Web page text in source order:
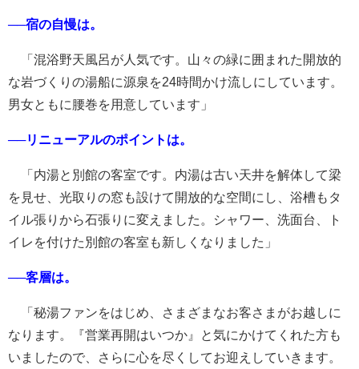
──宿の自慢は。
「混浴野天風呂が人気です。山々の緑に囲まれた開放的
な岩づくりの湯船に源泉を24時間かけ流しにしています。
男女ともに腰巻を用意しています」
──リニューアルのポイントは。
「内湯と別館の客室です。内湯は古い天井を解体して梁
を見せ、光取りの窓も設けて開放的な空間にし、浴槽もタ
イル張りから石張りに変えました。シャワー、洗面台、ト
イレを付けた別館の客室も新しくなりました」
──客層は。
「秘湯ファンをはじめ、さまざまなお客さまがお越しに
なります。『営業再開はいつか』と気にかけてくれた方も
いましたので、さらに心を尽くしてお迎えしていきます。